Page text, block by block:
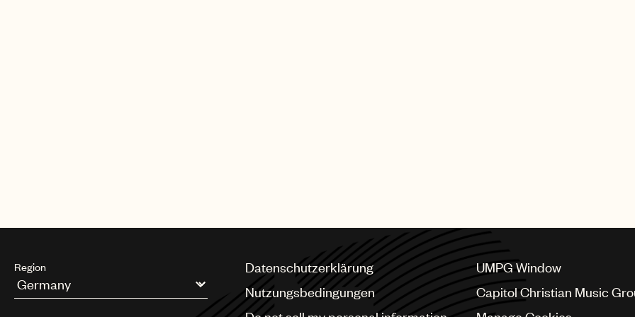
Region
Argentina
Datenschutzerklärung
Nutzungsbedingungen
UMPG Window
Capitol Christian Music